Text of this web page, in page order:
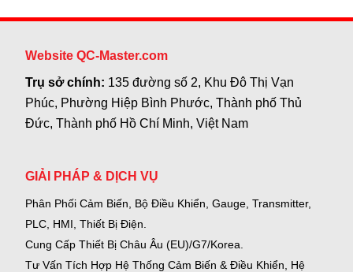
Website QC-Master.com
Trụ sở chính: 135 đường số 2, Khu Đô Thị Vạn
Phúc, Phường Hiệp Bình Phước, Thành phố Thủ
Đức, Thành phố Hồ Chí Minh, Việt Nam
GIẢI PHÁP & DỊCH VỤ
Phân Phối Cảm Biến, Bộ Điều Khiển, Gauge, Transmitter,
PLC, HMI, Thiết Bị Điện.
Cung Cấp Thiết Bị Châu Âu (EU)/G7/Korea.
Tư Vấn Tích Hợp Hệ Thống Cảm Biến & Điều Khiển, Hệ